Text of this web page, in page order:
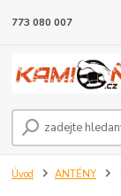
773 080 007
Úvod ANTÉNY